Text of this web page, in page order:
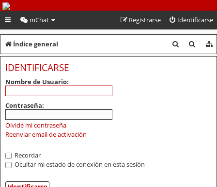
PeruVoley.com
mChat Identificarse
Registrarse
Índice general
u
u
IDENTIFICARSE
Nombre de Usuario:
Contraseña:
Olvidé mi contraseña
Reenviar email de activación
Recordar
Ocultar mi estado de conexión en esta sesión